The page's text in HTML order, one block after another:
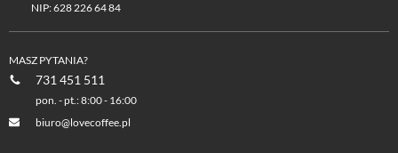
NIP: 628 226 64 84
MASZ PYTANIA?
731 451 511
pon. - pt.: 8:00 - 16:00
biuro@lovecoffee.pl